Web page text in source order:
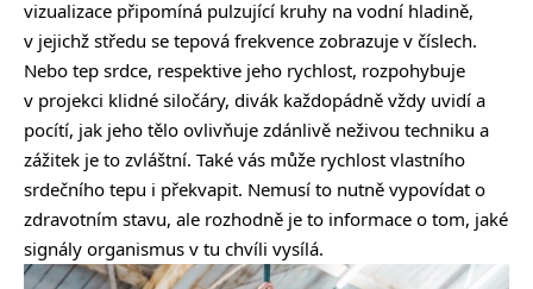
vizualizace připomíná pulzující kruhy na vodní hladině,
v jejichž středu se tepová frekvence zobrazuje v číslech.
Nebo tep srdce, respektive jeho rychlost, rozpohybuje
v projekci klidné siločáry, divák každopádně vždy uvidí a
pocítí, jak jeho tělo ovlivňuje zdánlivě neživou techniku a
zážitek je to zvláštní. Také vás může rychlost vlastního
srdečního tepu i překvapit. Nemusí to nutně vypovídat o
zdravotním stavu, ale rozhodně je to informace o tom, jaké
signály organismus v tu chvíli vysílá.